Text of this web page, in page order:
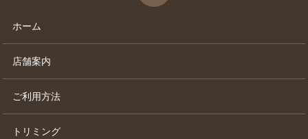
ホーム
店舗案内
ご利用方法
トリミング